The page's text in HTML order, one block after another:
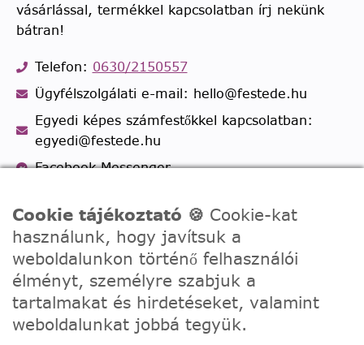
vásárlással, termékkel kapcsolatban írj nekünk
bátran!
Telefon: 0630/2150557
Ügyfélszolgálati e-mail: hello@festede.hu
Egyedi képes számfestőkkel kapcsolatban:
egyedi@festede.hu
Facebook Messenger
Cookie tájékoztató 🍪 Cookie-kat
használunk, hogy javítsuk a
weboldalunkon történő felhasználói
élményt, személyre szabjuk a
tartalmakat és hirdetéseket, valamint
weboldalunkat jobbá tegyük.